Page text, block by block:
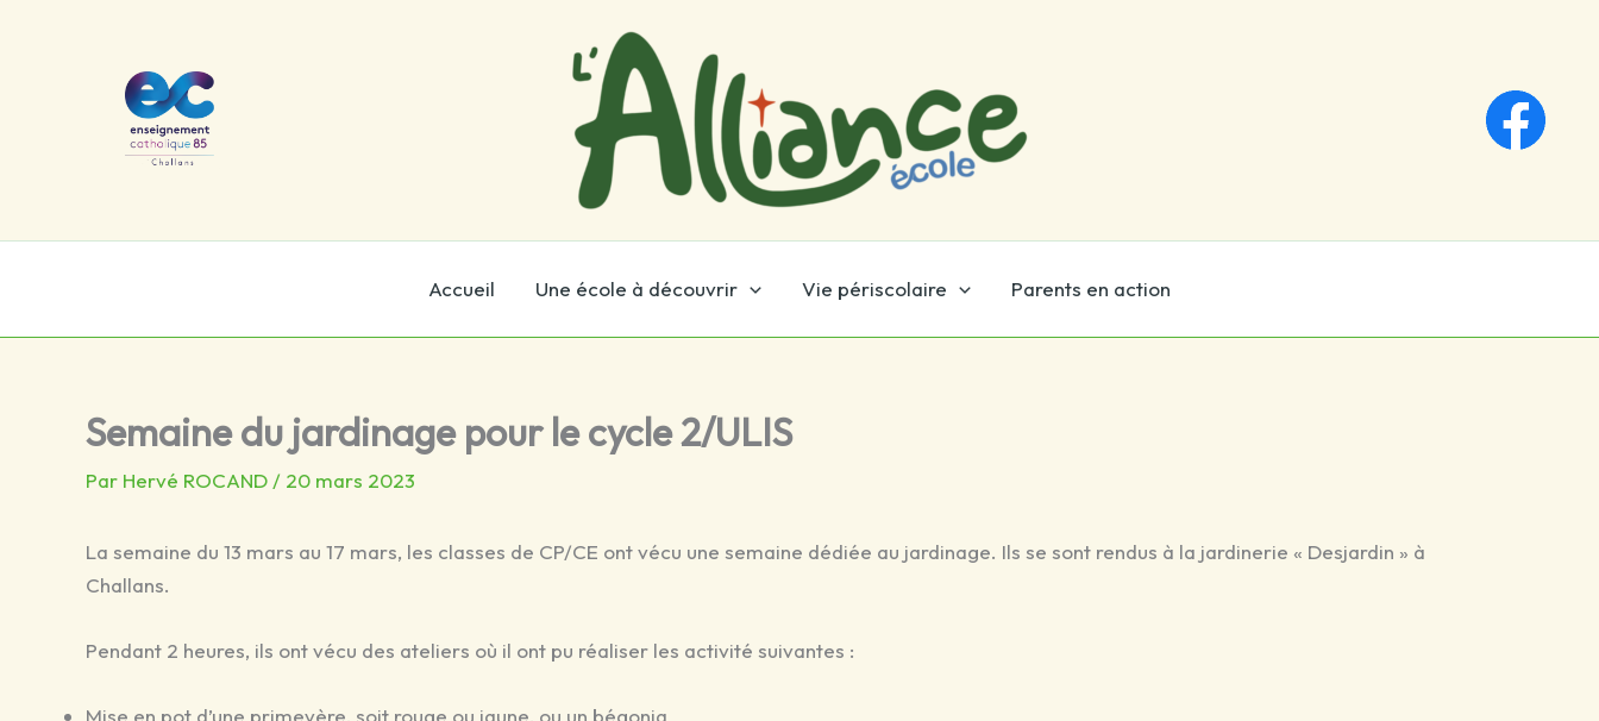
Accueil Une école à découvrir Vie périscolaire Parents en action
Semaine du jardinage pour le cycle 2/ULIS
Par Hervé ROCAND / 20 mars 2023
La semaine du 13 mars au 17 mars, les classes de CP/CE ont vécu une semaine dédiée au jardinage. Ils se sont rendus à la jardinerie « Desjardin » à
Challans.
Pendant 2 heures, ils ont vécu des ateliers où il ont pu réaliser les activité suivantes :
Mise en pot d’une primevère, soit rouge ou jaune, ou un bégonia